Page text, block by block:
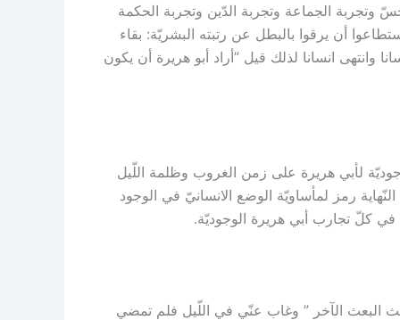
وتجربة الجماعة وتجربة الدّين وتجربة الحكمة
أن يرقوا بالبطل عن رتبته البشريّة: بقاء
وانتهى انسانا لذلك قيل ”أراد أبو هريرة أن يكون
لأبي هريرة على زمن الغروب وظلمة اللّيل
رمز لمأساويّة الوضع الانسانيّ في الوجود
في كلّ تجارب أبي هريرة الوجوديّة.
البعث الآخر ” وغاب عنّي في اللّيل فلم تمضي